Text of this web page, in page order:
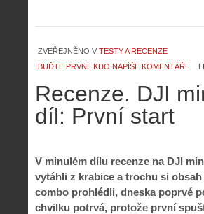
ZVEŘEJNĚNO V TESTY A RECENZE
BUĎTE PRVNÍ, KDO NAPÍŠE KOMENTÁŘ!
Recenze. DJI
díl: První start
V minulém dílu recenze na DJI
vytáhli z krabice a trochu si
combo prohlédli, dneska poprvé
chvilku potrvá, protože první